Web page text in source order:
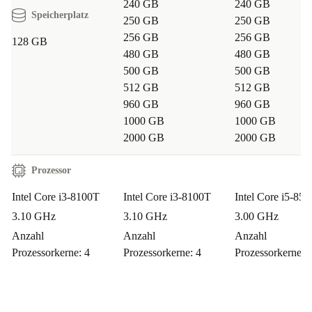
Umweltfreundliche Technik-Enthusiasten:Für
umweltbewusste Nutzer, die Nachhaltigkeit schätzen,
ohne dabei auf Leistung zu verzichten, ist der komplett
erneuerte ThinkCentre M720q Tiny die perfekte Wahl.
Erlebe das nächste Level der Computer-Innovation mit
dem erneuerten Lenovo ThinkCentre M720q Tiny.
Entfessele grenzenloses Potenzial in einem kompakten
Paket, wo Produktivität auf Nachhaltigkeit trifft und
Möglichkeiten entdecken!
Speicherplatz
128 GB
240 GB
250 GB
256 GB
480 GB
500 GB
512 GB
960 GB
1000 GB
2000 GB
240 GB
250 GB
256 GB
480 GB
500 GB
512 GB
960 GB
1000 GB
2000 GB
Prozessor
Intel Core i3-8100T
3.10 GHz
Anzahl
Prozessorkerne: 4
Intel Core i3-8100T
3.10 GHz
Anzahl
Prozessorkerne: 4
Intel Core i5-
3.00 GHz
Anzahl
Prozessorkerne: 6